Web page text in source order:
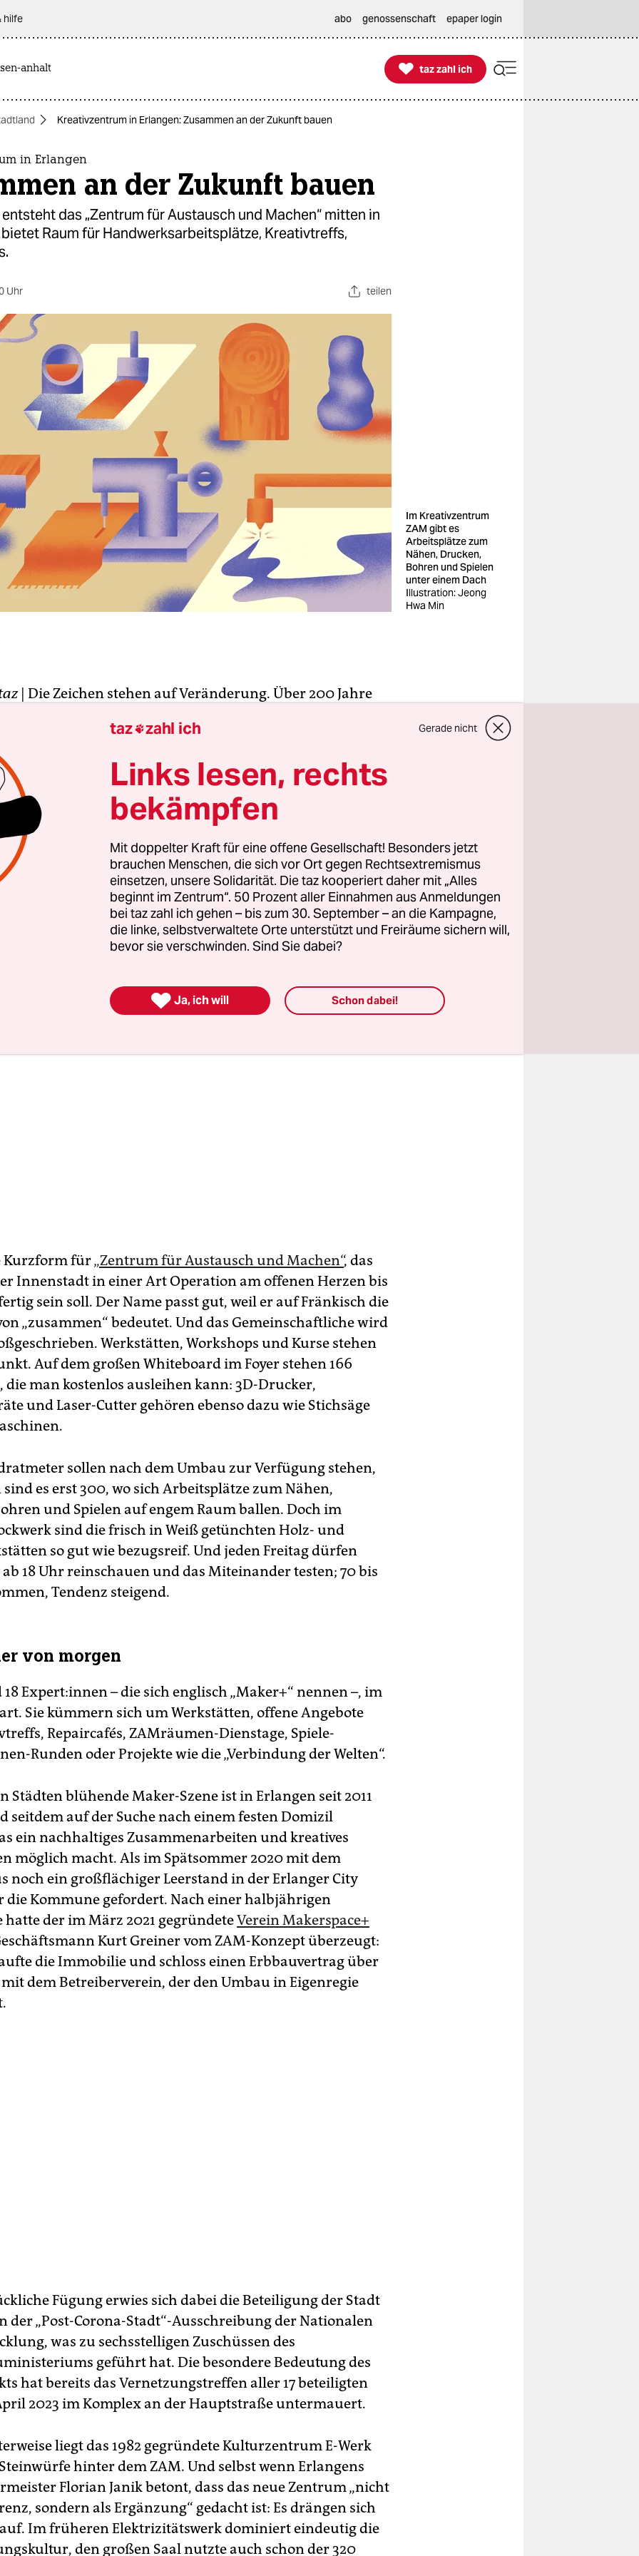
hilfe abo genossenschaft epaper login
anhalt 
taz zahl ich
taz zahl ich
Kreativzentrum in Erlangen: Zusammen an der Zukunft bauen
in Erlangen
an der Zukunft bauen
das „Zentrum für Austausch und Machen“ mitten in
bietet Raum für Handwerksarbeitsplätze, Kreativtreffs,
Uhr teilen
Im Kreativzentrum
ZAM gibt es
Arbeitsplätze zum
Nähen, Drucken,
Bohren und Spielen
unter einem Dach
Illustration: Jeong
Hwa Min
| Die Zeichen stehen auf Veränderung. Über 200 Jahre
Werkzeuge und Schrauben aller Art verkauft.
waren im „Greiner“ 40.000 Artikel auf Lager. Alle
kennen den verzweigten Laden, er war eine Institution.
dass knapp drei Jahre nach Schließung immer noch ab
nach der Schraubenabteilung suchen. Schließlich
braun gesprenkelte Steinboden und die große
noch. Doch statt Regalen mit Geschirr und
stehen Sofas, Stühle, PC-Schirme, Schreibtische und
des ehemaligen Verkaufsraums, wo im
2021 die Ära eines neuartigen soziokulturellen Zentrums
Kurzform für„Zentrum für Austausch und Machen“, das
Innenstadt in einer Art Operation am offenen Herzen bis
sein soll. Der Name passt gut, weil er auf Fränkisch die
„zusammen“ bedeutet. Und das Gemeinschaftliche wird
Werkstätten, Workshops und Kurse stehen
Auf dem großen Whiteboard im Foyer stehen 166
die man kostenlos ausleihen kann: 3D-Drucker,
und Laser-Cutter gehören ebenso dazu wie Stichsäge
sollen nach dem Umbau zur Verfügung stehen,
es erst 300, wo sich Arbeitsplätze zum Nähen,
und Spielen auf engem Raum ballen. Doch im
sind die frisch in Weiß getünchten Holz- und
so gut wie bezugsreif. Und jeden Freitag dürfen
18 Uhr reinschauen und das Miteinander testen; 70 bis
Tendenz steigend.
von morgen
Ex­per­t:in­nen – die sich englisch „Maker+“ nennen –, im
Sie kümmern sich um Werkstätten, offene Angebote
Repaircafés, ZAMräumen-Dienstage, Spiele-
Runden oder Projekte wie die „Verbindung der Welten“.
Städten blühende Maker-Szene ist in Erlangen seit 2011
seitdem auf der Suche nach einem festen Domizil
ein nachhaltiges Zusammenarbeiten und kreatives
möglich macht. Als im Spätsommer 2020 mit dem
noch ein großflächiger Leerstand in der Erlanger City
die Kommune gefordert. Nach einer halbjährigen
der im März 2021 gegründeteVerein Makerspace+
Kurt Greiner vom ZAM-Konzept überzeugt:
die Immobilie und schloss einen Erbbauvertrag über
mit dem Betreiberverein, der den Umbau in Eigenregie
Fügung erwies sich dabei die Beteiligung der Stadt
der „Post-Corona-Stadt“-Ausschreibung der Nationalen
was zu sechsstelligen Zuschüssen des
geführt hat. Die besondere Bedeutung des
hat bereits das Vernetzungstreffen aller 17 beteiligten
2023 im Komplex an der Hauptstraße untermauert.
liegt das 1982 gegründete Kulturzentrum E-Werk
hinter dem ZAM. Und selbst wenn Erlangens
Florian Janik betont, dass das neue Zentrum „nicht
sondern als Ergänzung“ gedacht ist: Es drängen sich
Im früheren Elektrizitätswerk dominiert eindeutig die
den großen Saal nutzte auch schon der 320
taz zahl ich Gerade nicht
Links lesen, rechts
bekämpfen
Mit doppelter Kraft für eine offene Gesellschaft! Besonders jetzt
brauchen Menschen, die sich vor Ort gegen Rechtsextremismus
einsetzen, unsere Solidarität. Die taz kooperiert daher mit „Alles
beginnt im Zentrum“. 50 Prozent aller Einnahmen aus Anmeldungen
bei taz zahl ich gehen – bis zum 30. September – an die Kampagne,
die linke, selbstverwaltete Orte unterstützt und Freiräume sichern will,
bevor sie verschwinden. Sind Sie dabei?
 Ja, ich will Schon dabei!